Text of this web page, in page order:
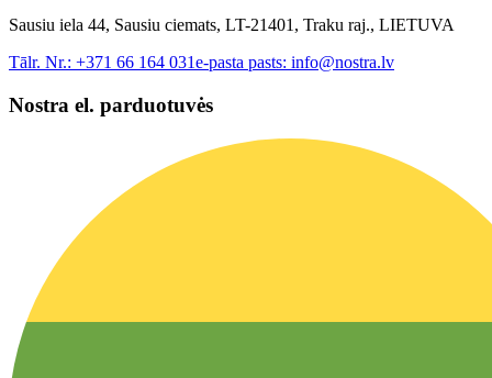
Sausiu iela 44, Sausiu ciemats, LT-21401, Traku raj., LIETUVA
Tālr. Nr.: +371 66 164 031e-pasta pasts: info@nostra.lv
Nostra el. parduotuvės